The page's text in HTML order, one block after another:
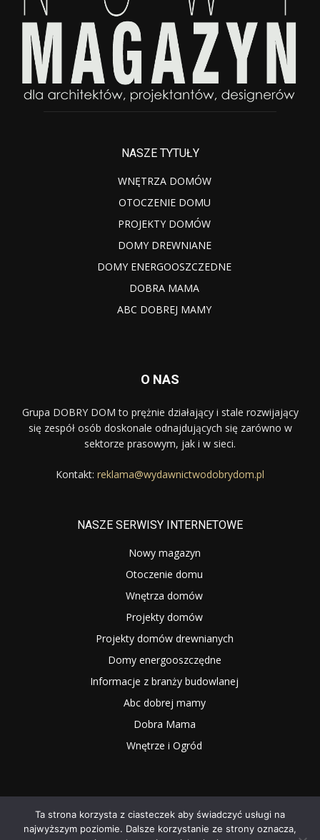
NASZE TYTUŁY
WNĘTRZA DOMÓW
OTOCZENIE DOMU
PROJEKTY DOMÓW
DOMY DREWNIANE
DOMY ENERGOOSZCZEDNE
DOBRA MAMA
ABC DOBREJ MAMY
O NAS
Grupa DOBRY DOM to prężnie działający i stale rozwijający
się zespół osób doskonale odnajdujących się zarówno w
sektorze prasowym, jak i w sieci.
Kontakt: reklama@wydawnictwodobrydom.pl
NASZE SERWISY INTERNETOWE
Nowy magazyn
Otoczenie domu
Wnętrza domów
Projekty domów
Projekty domów drewnianych
Domy energooszczędne
Informacje z branży budowlanej
Abc dobrej mamy
Dobra Mama
Wnętrze i Ogród
Ta strona korzysta z ciasteczek aby świadczyć usługi na
najwyższym poziomie. Dalsze korzystanie ze strony oznacza,